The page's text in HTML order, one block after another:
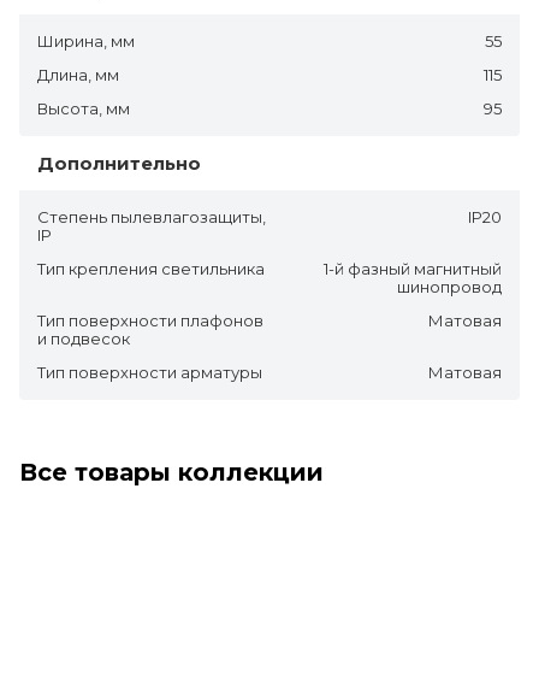
Ширина, мм
55
Длина, мм
115
Высота, мм
95
Дополнительно
Степень пылевлагозащиты,
IP
IP20
Тип крепления светильника
1-й фазный магнитный
шинопровод
Тип поверхности плафонов
и подвесок
Матовая
Тип поверхности арматуры Матовая
Все товары коллекции